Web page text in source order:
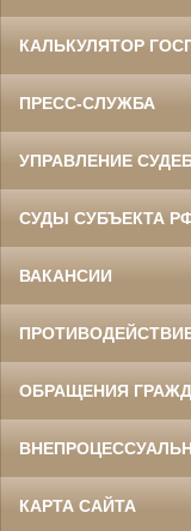
КАЛЬКУЛЯТОР
ПРЕСС-СЛУЖБА
УПРАВЛЕНИЕ
СУДЫ СУБЪЕКТА
ВАКАНСИИ
ОБРАЩЕНИЯ
КАРТА САЙТА